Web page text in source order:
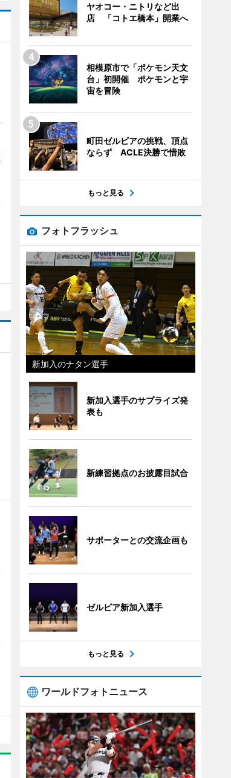
ヤオコー・ニトリなど出
店 「コトエ橋本」開業へ
相模原市で「ポケモン天文
台」初開催 ポケモンと宇
宙を冒険
町田ゼルビアの挑戦、頂点
ならず ACLE決勝で惜敗
もっと見る
フォトフラッシュ
新加入のナタン選手
新加入選手のサプライズ発
表も
新練習拠点のお披露目試合
サポーターとの交流企画も
ゼルビア新加入選手
もっと見る
ワールドフォトニュース